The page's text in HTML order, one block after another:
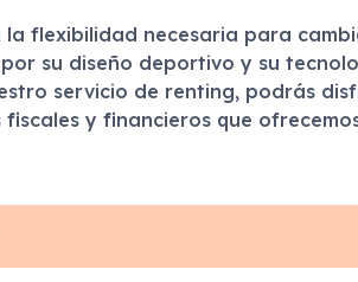
flexibilidad necesaria para
su diseño deportivo y su
servicio de renting, podrás
y financieros que